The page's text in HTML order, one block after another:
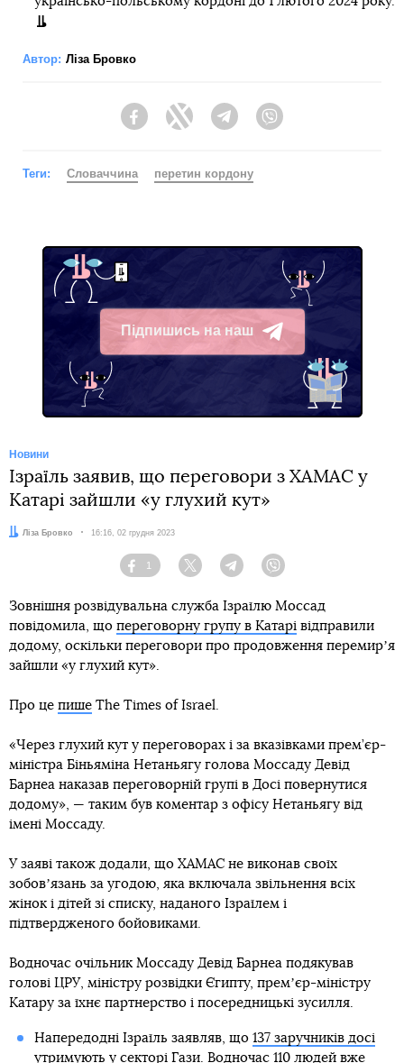
Автор: Ліза Бровко
FacebookTwitter Telegram
Теги: Словаччина перетин кордону
Підпишись на наш
Telegram
Новини
Ізраїль заявив, що переговори з ХАМАС у
Катарі зайшли «у глухий кут»
Автор:
Ліза Бровко Дата:
16:16, 02 грудня 2023
Facebook
1
Twitter TelegramViber
Зовнішня розвідувальна служба Ізраїлю Моссад
повідомила, що переговорну групу в Катарі відправили
додому, оскільки переговори про продовження перемирʼя
зайшли «у глухий кут».
Про це пише The Times of Israel.
«Через глухий кут у переговорах і за вказівками прем’єр-
міністра Біньяміна Нетаньягу голова Моссаду Девід
Барнеа наказав переговорній групі в Досі повернутися
додому», — таким був коментар з офісу Нетаньягу від
імені Моссаду.
У заяві також додали, що ХАМАС не виконав своїх
зобовʼязань за угодою, яка включала звільнення всіх
жінок і дітей зі списку, наданого Ізраїлем і
підтвердженого бойовиками.
Водночас очільник Моссаду Девід Барнеа подякував
голові ЦРУ, міністру розвідки Єгипту, премʼєр-міністру
Катару за їхнє партнерство і посередницькі зусилля.
Напередодні Ізраїль заявляв, що 137 заручників досі
утримують у секторі Гази. Водночас 110 людей вже